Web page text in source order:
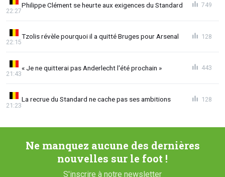
Philippe Clément se heurte aux exigences du Standard
22:27
749
Tzolis révèle pourquoi il a quitté Bruges pour Arsenal
22:15
128
« Je ne quitterai pas Anderlecht l'été prochain »
21:43
443
La recrue du Standard ne cache pas ses ambitions
21:23
128
Ne manquez aucune des dernières
nouvelles sur le foot !
S'inscrire à notre newsletter